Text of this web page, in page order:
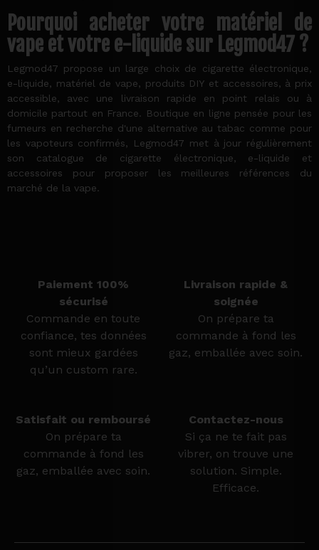
Pourquoi acheter votre matériel de
vape et votre e-liquide sur Legmod47 ?
Legmod47 propose un large choix de cigarette électronique,
e-liquide, matériel de vape, produits DIY et accessoires, à prix
accessible, avec une livraison rapide en point relais ou à
domicile partout en France. Boutique en ligne pensée pour les
fumeurs en recherche d'une alternative au tabac comme pour
les vapoteurs confirmés, Legmod47 met à jour régulièrement
son catalogue de cigarette électronique, e-liquide et
accessoires pour proposer les meilleures références du
marché de la vape.
Paiement 100%
sécurisé
Commande en toute
confiance, tes données
sont mieux gardées
qu’un custom rare.
Livraison rapide &
soignée
On prépare ta
commande à fond les
gaz, emballée avec soin.
Satisfait ou remboursé
On prépare ta
commande à fond les
gaz, emballée avec soin.
Contactez-nous
Si ça ne te fait pas
vibrer, on trouve une
solution. Simple.
Efficace.